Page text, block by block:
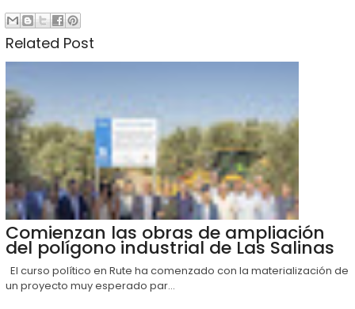
Related Post
Comienzan las obras de ampliación
del polígono industrial de Las Salinas
El curso político en Rute ha comenzado con la materialización de
un proyecto muy esperado par...